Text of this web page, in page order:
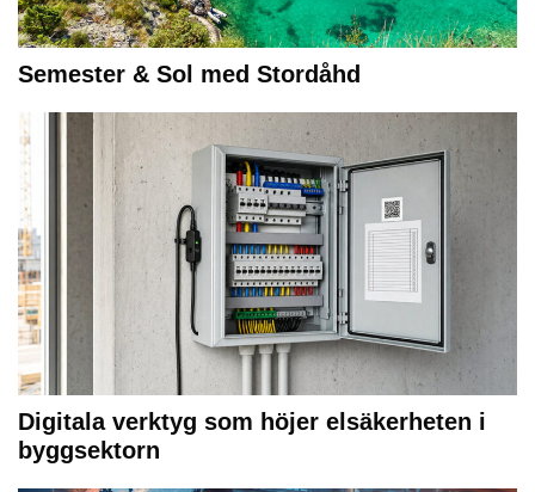
Semester & Sol med Stordåhd
Digitala verktyg som höjer elsäkerheten i
byggsektorn